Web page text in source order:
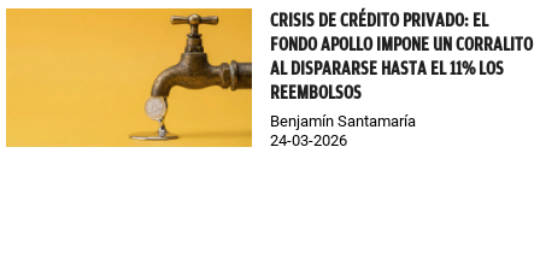
CRISIS DE CRÉDITO PRIVADO: EL
FONDO APOLLO IMPONE UN CORRALITO
AL DISPARARSE HASTA EL 11% LOS
REEMBOLSOS
Benjamín Santamaría
24-03-2026